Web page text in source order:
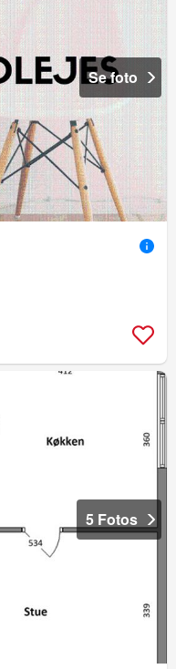
Se foto
5 Fotos